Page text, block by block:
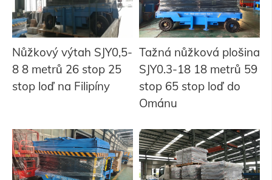
Nůžkový výtah SJY0,5-
8 8 metrů 26 stop 25
stop loď na Filipíny
Tažná nůžková plošina
SJY0.3-18 18 metrů 59
stop 65 stop loď do
Ománu